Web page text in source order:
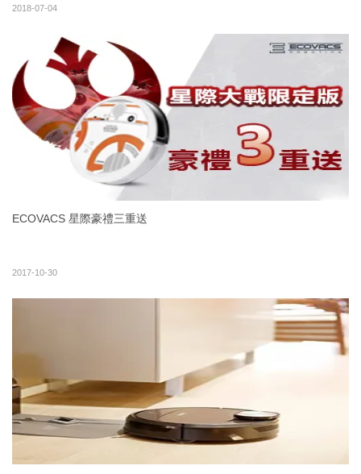
2018-07-04
ECOVACS 星際豪禮三重送
2017-10-30